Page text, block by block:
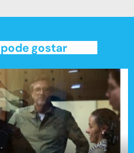
gostar